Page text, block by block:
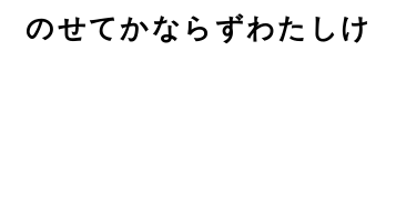
せてかならずわたしけ